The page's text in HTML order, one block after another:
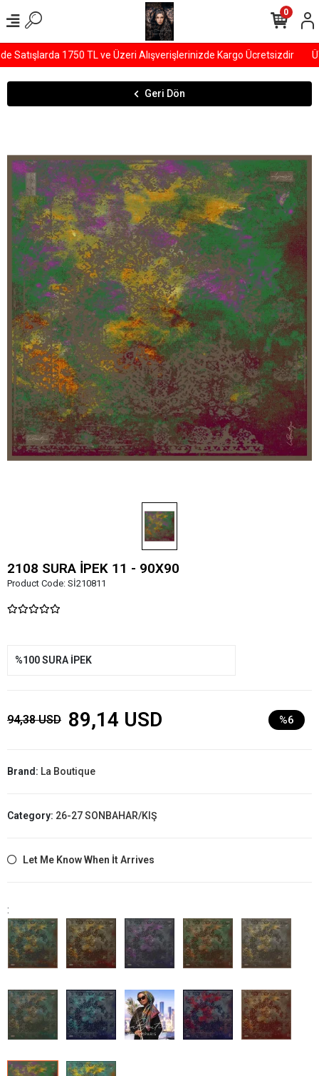
1750 TL ve Üzeri Alışverişlerinizde Kargo Ücretsizdir
0
Geri Dön
2108 SURA İPEK 11 - 90X90
Product Code: Sİ210811
%100 SURA İPEK
94,38 USD 89,14 USD %6
Brand: La Boutique
Category: 26-27 SONBAHAR/KIŞ
Let Me Know When İt Arrives
: